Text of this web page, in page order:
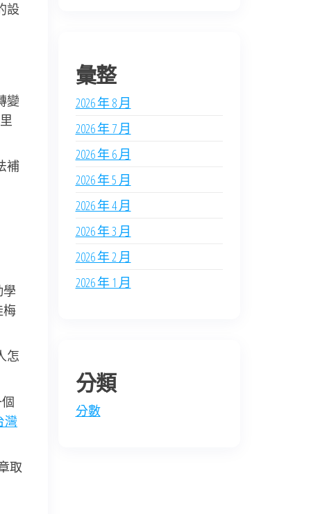
設
變
補
梅
怎
灣
取
彙整
2026 年 8 月
2026 年 7 月
2026 年 6 月
2026 年 5 月
2026 年 4 月
2026 年 3 月
2026 年 2 月
2026 年 1 月
分類
分數